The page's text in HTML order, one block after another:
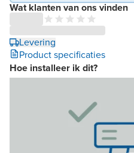
Wat klanten van ons vinden
Levering
Product specificaties
Hoe installeer ik dit?